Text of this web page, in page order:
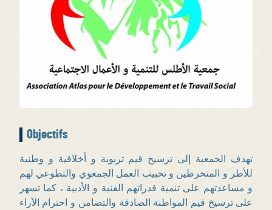
Objectifs
تهدف الجمعية إلى ترسيخ قيم تربوية و أخلاقية و وطنية
للأطر و المنخرطين و تحبيب العمل الجمعوي والتطوعي لهم
و مساعدتهم على تنمية قدراتهم الفنية و الأدبية ، كما تسهر
على ترسيخ قيم المواطنة الصادقة والتضامن و احترام الآراء